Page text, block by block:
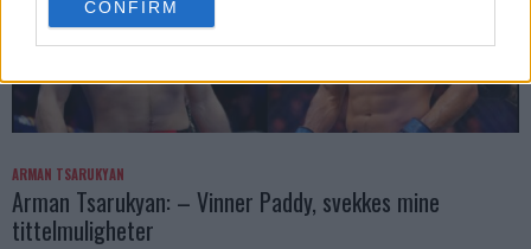
consent section.
CONFIRM
ARMAN TSARUKYAN
Arman Tsarukyan: – Vinner Paddy, svekkes mine
tittelmuligheter